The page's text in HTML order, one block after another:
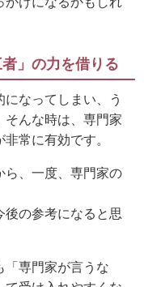
」の力を借りる
なってしまい、う
そんな時は、専門家
常に有効です。
ら、一度、専門家の
後の参考になると思
「専門家が言うな